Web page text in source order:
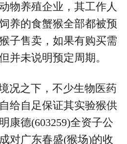
物养殖企业，其工作人
养的食蟹猴全部都被预
子售卖，如果有购买需
并未说明预定周期。
况之下，不少生物医药
给自足保证其实验猴供
康德(603259)全资子公
对广东春盛(猴场)的收